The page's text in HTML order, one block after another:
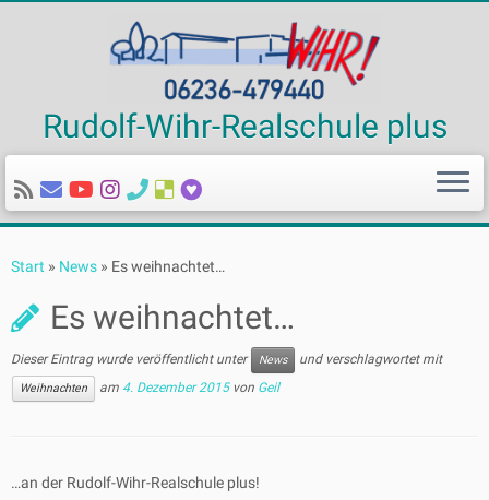
Inhalt
Rudolf-Wihr-Realschule plus
Start » News » Es weihnachtet…
Es weihnachtet…
Dieser Eintrag wurde veröffentlicht unter News und verschlagwortet mit
Weihnachten am 4. Dezember 2015 von Geil
…an der Rudolf-Wihr-Realschule plus!